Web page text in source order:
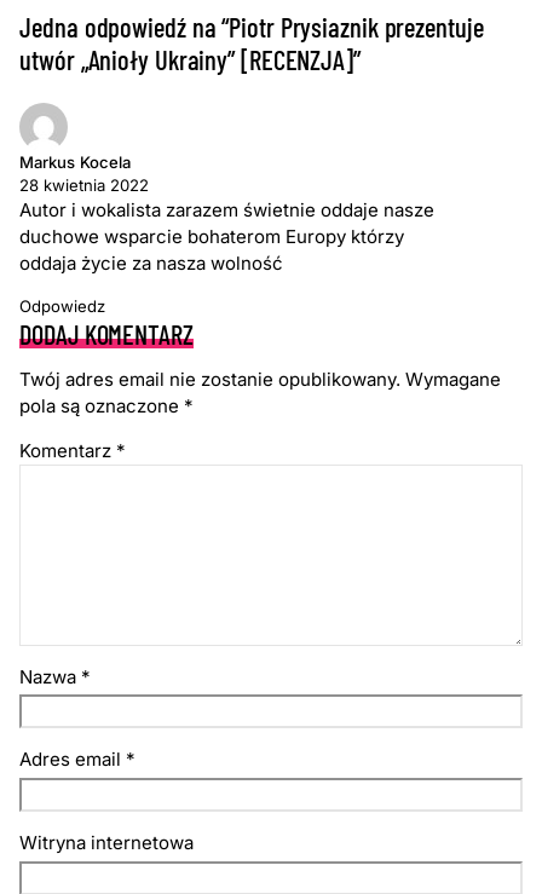
Jedna odpowiedź na “Piotr Prysiaznik prezentuje
utwór „Anioły Ukrainy” [RECENZJA]”
Markus Kocela
28 kwietnia 2022
Autor i wokalista zarazem świetnie oddaje nasze
duchowe wsparcie bohaterom Europy którzy
oddaja życie za nasza wolność
Odpowiedz
DODAJ KOMENTARZ
Twój adres email nie zostanie opublikowany. Wymagane
pola są oznaczone *
Komentarz *
Nazwa *
Adres email *
Witryna internetowa